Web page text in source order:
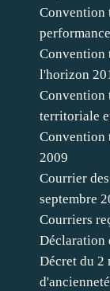
Convention
Convention
l'horizon
Convention
territoriale
Convention
2009
Courrier
septembre
Courriers
Déclaration
Décret du 2